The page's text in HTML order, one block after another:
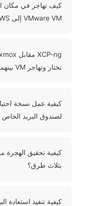
كيف تهاجر في مكان
تختار وتهاجر VM بينهما ؟
كيفية عمل نسخة
لصندوق البريد
بثلاث طرق؟
كيفية تنفيذ استعادة